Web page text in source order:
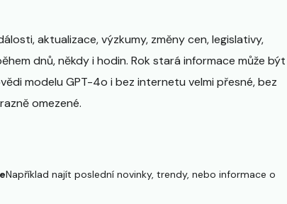
aktualizace, výzkumy, změny cen, legislativy,
dnů, někdy i hodin. Rok stará informace může být
modelu GPT-4o i bez internetu velmi přesné, bez
omezené.
Například najít poslední novinky, trendy, nebo informace o